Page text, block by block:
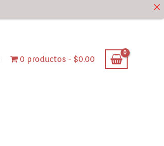
0 productos $0.00